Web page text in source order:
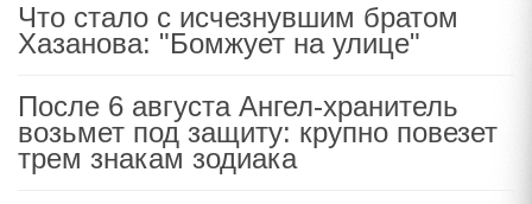
Что стало с исчезнувшим братом
Хазанова: "Бомжует на улице"
После 6 августа Ангел-хранитель
возьмет под защиту: крупно повезет
трем знакам зодиака